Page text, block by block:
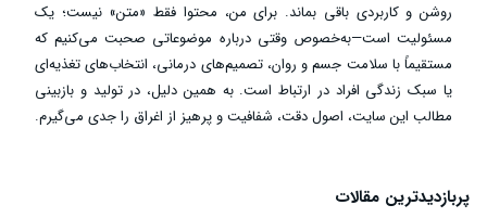
روشن و کاربردی باقی بماند. برای من، محتوا فقط «متن» نیست؛ یک
مسئولیت است—به‌خصوص وقتی درباره موضوعاتی صحبت می‌کنیم که
مستقیماً با سلامت جسم و روان، تصمیم‌های درمانی، انتخاب‌های تغذیه‌ای
یا سبک زندگی افراد در ارتباط است. به همین دلیل، در تولید و بازبینی
مطالب این سایت، اصول دقت، شفافیت و پرهیز از اغراق را جدی می‌گیرم.
پربازدیدترین مقالات